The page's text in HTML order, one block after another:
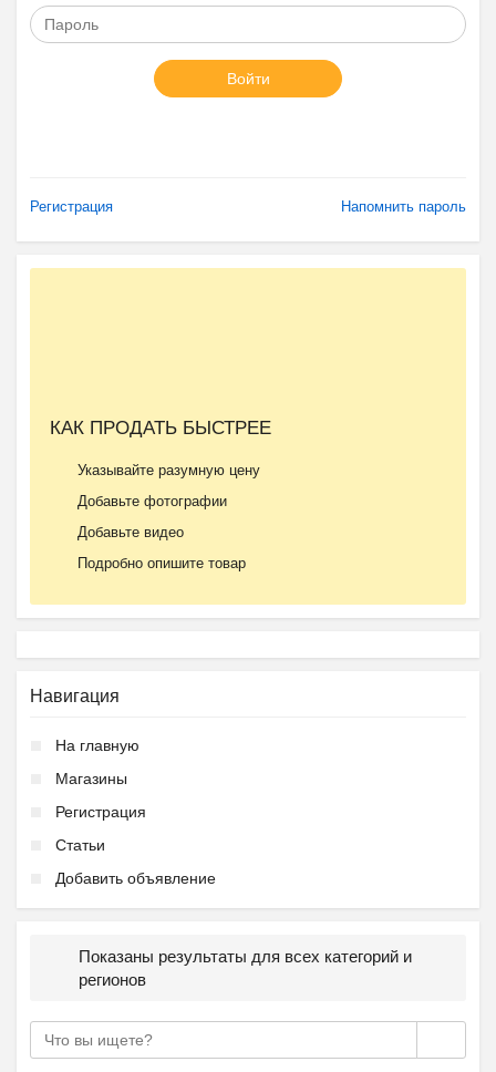
Войти
Регистрация Напомнить пароль
КАК ПРОДАТЬ БЫСТРЕЕ
Указывайте разумную цену
Добавьте фотографии
Добавьте видео
Подробно опишите товар
Навигация
На главную
Магазины
Регистрация
Статьи
Добавить объявление
Показаны результаты для всех категорий и
регионов